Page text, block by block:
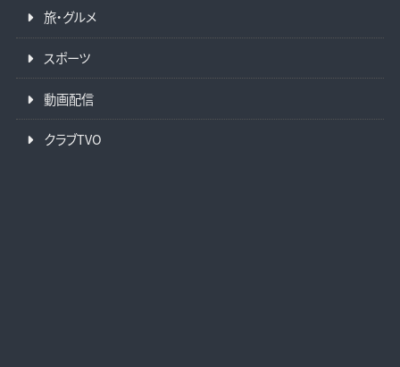
旅・グルメ
スポーツ
動画配信
クラブTVO